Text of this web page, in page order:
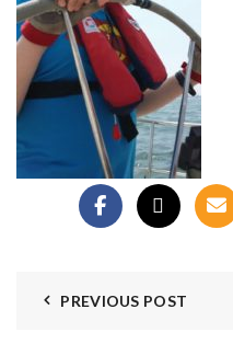
PREVIOUS POST